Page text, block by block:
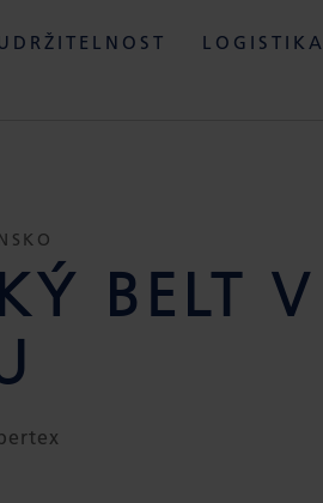
LOGISTIKA
BELT V